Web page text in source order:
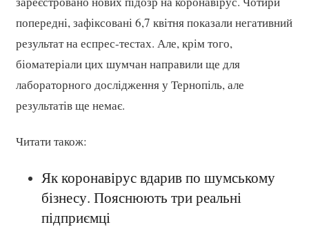
попередні, зафіксовані 6,7 квітня показали негативний
результат на еспрес-тестах. Але, крім того,
біоматеріали цих шумчан направили ще для
лабораторного дослідження у Тернопіль, але
результатів ще немає.
Читати також:
Як коронавірус вдарив по шумському
бізнесу. Пояснюють три реальні
підприємці